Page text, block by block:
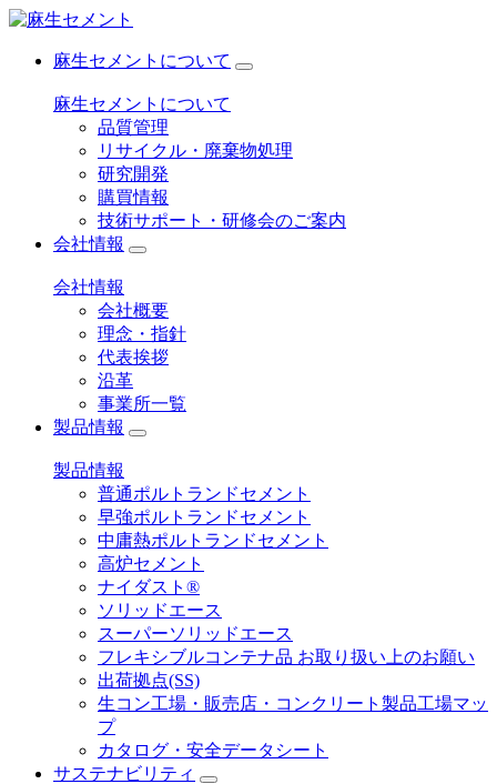
麻生セメントについて
麻生セメントについて
品質管理
リサイクル・廃棄物処理
研究開発
購買情報
技術サポート・研修会のご案内
会社情報
会社情報
会社概要
理念・指針
代表挨拶
沿革
事業所一覧
製品情報
製品情報
普通ポルトランドセメント
早強ポルトランドセメント
中庸熱ポルトランドセメント
高炉セメント
ナイダスト®
ソリッドエース
スーパーソリッドエース
フレキシブルコンテナ品 お取り扱い上のお願い
出荷拠点(SS)
生コン工場・販売店・コンクリート製品工場マッ
プ
カタログ・安全データシート
サステナビリティ